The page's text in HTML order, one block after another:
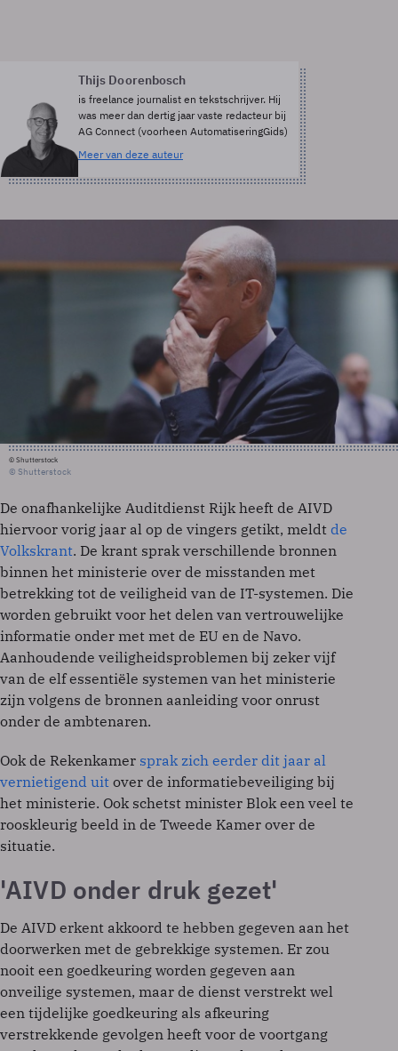
Thijs Doorenbosch
is freelance journalist en tekstschrijver. Hij
was meer dan dertig jaar vaste redacteur bij
AG Connect (voorheen AutomatiseringGids)
Meer van deze auteur
© Shutterstock
© Shutterstock
De onafhankelijke Auditdienst Rijk heeft de AIVD
hiervoor vorig jaar al op de vingers getikt, meldt de
Volkskrant. De krant sprak verschillende bronnen
binnen het ministerie over de misstanden met
betrekking tot de veiligheid van de IT-systemen. Die
worden gebruikt voor het delen van vertrouwelijke
informatie onder met met de EU en de Navo.
Aanhoudende veiligheidsproblemen bij zeker vijf
van de elf essentiële systemen van het ministerie
zijn volgens de bronnen aanleiding voor onrust
onder de ambtenaren.
Ook de Rekenkamer sprak zich eerder dit jaar al
vernietigend uit over de informatiebeveiliging bij
het ministerie. Ook schetst minister Blok een veel te
rooskleurig beeld in de Tweede Kamer over de
situatie.
'AIVD onder druk gezet'
De AIVD erkent akkoord te hebben gegeven aan het
doorwerken met de gebrekkige systemen. Er zou
nooit een goedkeuring worden gegeven aan
onveilige systemen, maar de dienst verstrekt wel
een tijdelijke goedkeuring als afkeuring
verstrekkende gevolgen heeft voor de voortgang